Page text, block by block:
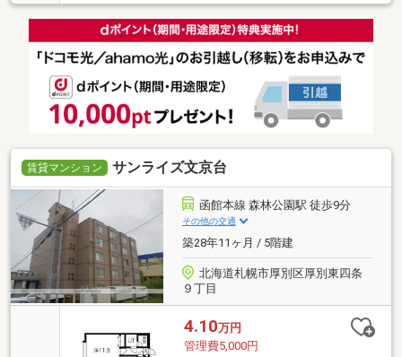
賃貸マンション サンライズ文京台
函館本線 森林公園駅 徒歩9分
その他の交通
築28年11ヶ月 / 5階建
北海道札幌市厚別区厚別東四条
９丁目
4.10万円
管理費5,000円